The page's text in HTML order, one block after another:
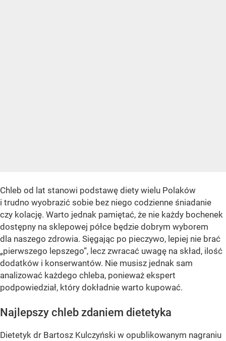
Chleb od lat stanowi podstawę diety wielu Polaków
i trudno wyobrazić sobie bez niego codzienne śniadanie
czy kolację. Warto jednak pamiętać, że nie każdy bochenek
dostępny na sklepowej półce będzie dobrym wyborem
dla naszego zdrowia. Sięgając po pieczywo, lepiej nie brać
„pierwszego lepszego”, lecz zwracać uwagę na skład, ilość
dodatków i konserwantów. Nie musisz jednak sam
analizować każdego chleba, ponieważ ekspert
podpowiedział, który dokładnie warto kupować.
Najlepszy chleb zdaniem dietetyka
Dietetyk dr Bartosz Kulczyński w opublikowanym nagraniu